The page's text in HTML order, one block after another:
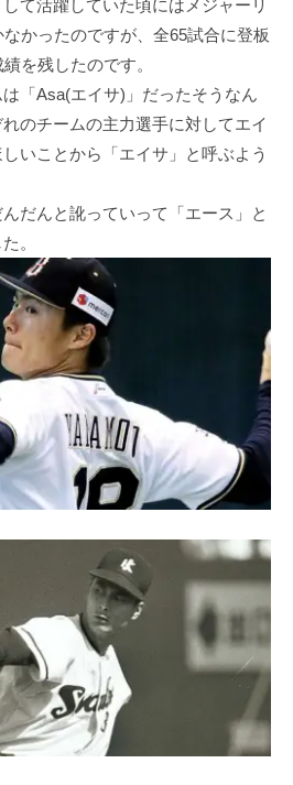
て活躍していた頃にはメジャーリ
かったのですが、全65試合に登板
を残したのです。
「Asa(エイサ)」だったそうなん
のチームの主力選手に対してエイ
いことから「エイサ」と呼ぶよう
だんと訛っていって「エース」と
。